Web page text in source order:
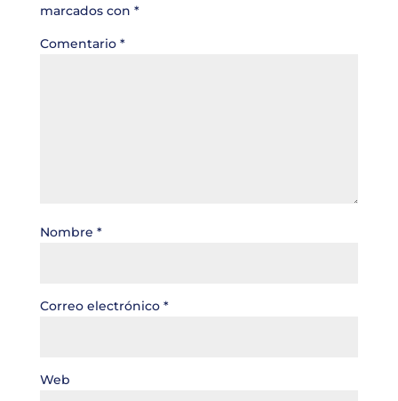
marcados con *
Comentario *
Nombre *
Correo electrónico *
Web